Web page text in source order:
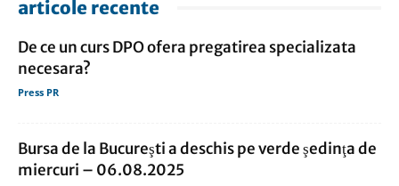
articole recente
De ce un curs DPO ofera pregatirea specializata
necesara?
Press PR
Bursa de la Bucureşti a deschis pe verde şedinţa de
miercuri – 06.08.2025